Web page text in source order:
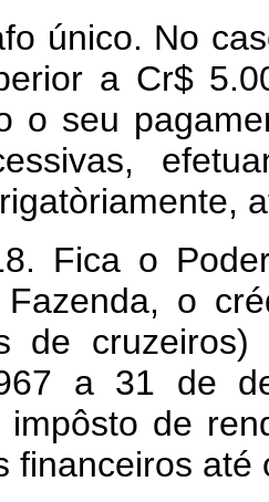
No caso
a Cr$
o seu
Fica o
o
de
a 31 de
impôsto de
financeiros até